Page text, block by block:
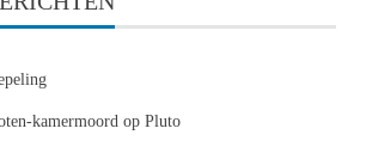
kamermoord op Pluto